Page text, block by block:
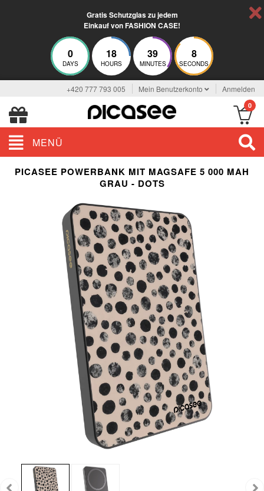
Gratis Schutzglas zu jedem
Einkauf von FASHION CASE!
0
DAYS
18
HOURS
39
MINUTES
8
SECONDS
+420 777 793 005 Mein Benutzerkonto Anmelden
0
MENÜ
PICASEE POWERBANK MIT MAGSAFE 5 000 MAH
GRAU - DOTS